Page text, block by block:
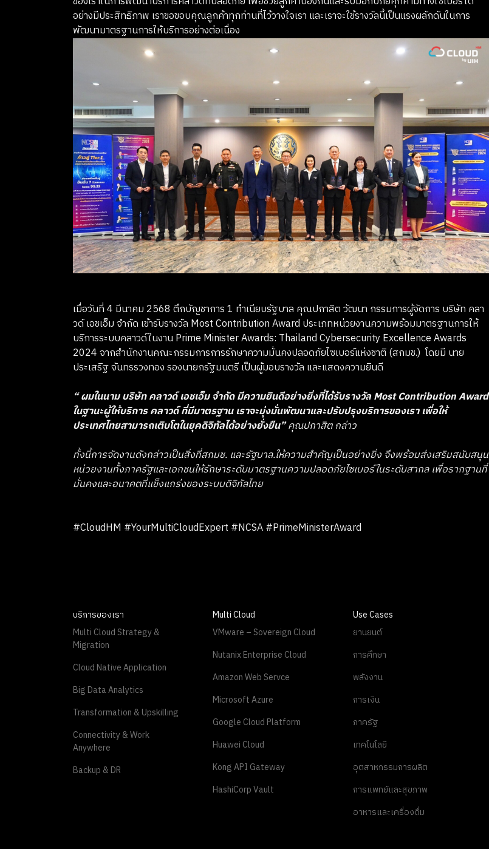
อย่างมีประสิทธิภาพ เราขอขอบคุณลูกค้าทุกท่านที่ไว้วางใจเรา และเราจะใช้รางวัลนี้เป็นแรงผลักดันในการ
พัฒนามาตรฐานการให้บริการอย่างต่อเนื่อง
เมื่อวันที่ 4 มีนาคม 2568 ตึกบัญชาการ 1 ทำเนียบรัฐบาล คุณปกาสิต วัฒนา กรรมการผู้จัดการ บริษัท คลา
วด์ เอชเอ็ม จำกัด เข้ารับรางวัล Most Contribution Award ประเภทหน่วยงานความพร้อมมาตรฐานการให้
บริการระบบคลาวด์ในงาน Prime Minister Awards: Thailand Cybersecurity Excellence Awards
2024 จากสำนักงานคณะกรรมการการรักษาความมั่นคงปลอดภัยไซเบอร์แห่งชาติ (สกมช.) โดยมี นาย
ประเสริฐ จันทรรวงทอง รองนายกรัฐมนตรี เป็นผู้มอบรางวัล และแสดงความยินดี
“ ผมในนาม บริษัท คลาวด์ เอชเอ็ม จำกัด มีความยินดีอย่างยิ่งที่ได้รับรางวัล Most Contribution Award
ในฐานะผู้ให้บริการ คลาวด์ ที่มีมาตรฐาน เราจะมุ่งมั่นพัฒนาและปรับปรุงบริการของเรา เพื่อให้
ประเทศไทยสามารถเติบโตในยุคดิจิทัลได้อย่างยั่งยืน”คุณปกาสิต กล่าว
ทั้งนี้การจัดงานดังกล่าวเป็นสิ่งที่สกมช. และรัฐบาล.ให้ความสำคัญเป็นอย่างยิ่ง จึงพร้อมส่งเสริมสนับสนุน
หน่วยงานทั้งภาครัฐและเอกชนให้รักษาระดับมาตรฐานความปลอดภัยไซเบอร์ในระดับสากล เพื่อรากฐานที่
มั่นคงและอนาคตที่แข็งแกร่งของระบบดิจิทัลไทย
#CloudHM #YourMultiCloudExpert #NCSA #PrimeMinisterAward
บริการของเรา
Multi Cloud Strategy &
Migration
Cloud Native Application
Big Data Analytics
Transformation & Upskilling
Connectivity & Work
Anywhere
Backup & DR
Multi Cloud
VMware – Sovereign Cloud
Nutanix Enterprise Cloud
Amazon Web Servce
Microsoft Azure
Google Cloud Platform
Huawei Cloud
Kong API Gateway
HashiCorp Vault
Use Cases
ยานยนต์
การศึกษา
พลังงาน
การเงิน
ภาครัฐ
เทคโนโลยี
อุตสาหกรรมการผลิต
การแพทย์และสุขภาพ
อาหารและเครื่องดื่ม